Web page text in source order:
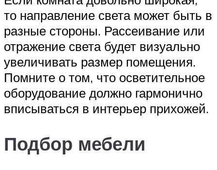
то направление света может быть в
разные стороны. Рассеивание или
отражение света будет визуально
увеличивать размер помещения.
Помните о том, что осветительное
оборудование должно гармонично
вписываться в интерьер прихожей.
Подбор мебели